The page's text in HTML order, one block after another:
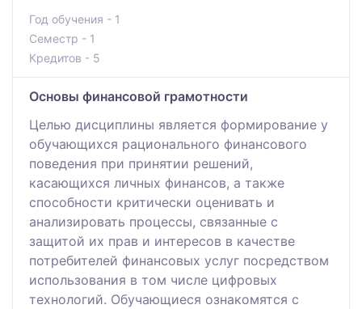
Год обучения - 1
Семестр - 1
Кредитов - 5
Основы финансовой грамотности
Целью дисциплины является формирование у
обучающихся рационального финансового
поведения при принятии решений,
касающихся личных финансов, а также
способности критически оценивать и
анализировать процессы, связанные с
защитой их прав и интересов в качестве
потребителей финансовых услуг посредством
использования в том числе цифровых
технологий. Обучающиеся ознакомятся с